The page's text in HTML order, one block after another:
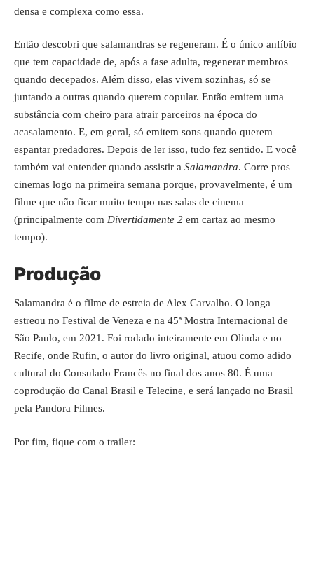
densa e complexa como essa.
Então descobri que salamandras se regeneram. É o único anfíbio
que tem capacidade de, após a fase adulta, regenerar membros
quando decepados. Além disso, elas vivem sozinhas, só se
juntando a outras quando querem copular. Então emitem uma
substância com cheiro para atrair parceiros na época do
acasalamento. E, em geral, só emitem sons quando querem
espantar predadores. Depois de ler isso, tudo fez sentido. E você
também vai entender quando assistir a Salamandra. Corre pros
cinemas logo na primeira semana porque, provavelmente, é um
filme que não ficar muito tempo nas salas de cinema
(principalmente com Divertidamente 2 em cartaz ao mesmo
tempo).
Produção
Salamandra é o filme de estreia de Alex Carvalho. O longa
estreou no Festival de Veneza e na 45ª Mostra Internacional de
São Paulo, em 2021. Foi rodado inteiramente em Olinda e no
Recife, onde Rufin, o autor do livro original, atuou como adido
cultural do Consulado Francês no final dos anos 80. É uma
coprodução do Canal Brasil e Telecine, e será lançado no Brasil
pela Pandora Filmes.
Por fim, fique com o trailer: